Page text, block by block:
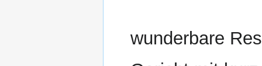
wunderbare